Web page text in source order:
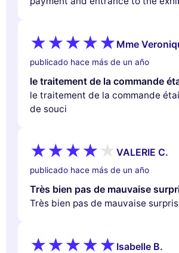
Mme
publicado hace más de un año
le traitement de la commande
le traitement de la commande
de souci
VALERIE C.
publicado hace más de un año
Très bien pas de mauvaise
Très bien pas de mauvaise
Isabelle B.